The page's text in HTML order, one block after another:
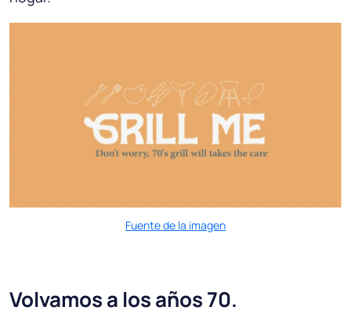
Fuente de la imagen
Volvamos a los años 70.